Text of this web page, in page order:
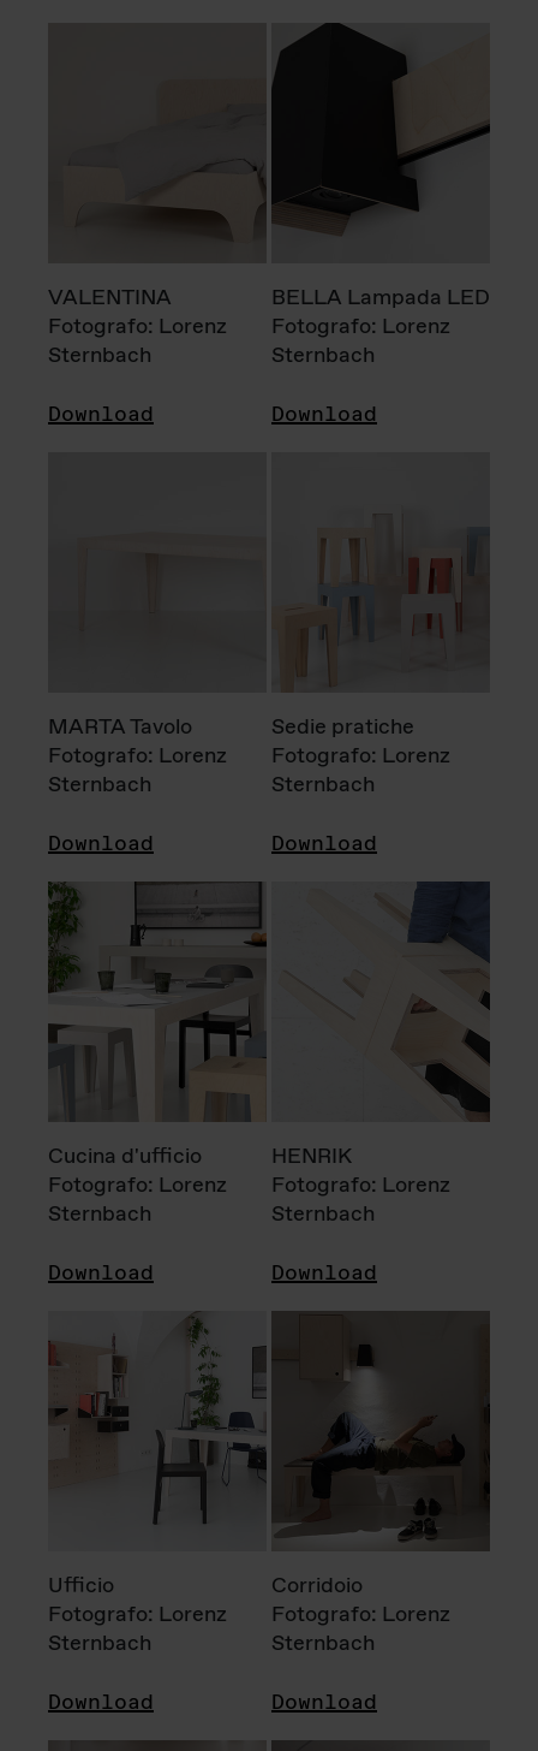
VALENTINA
Fotografo: Lorenz
Sternbach
Download
BELLA Lampada LED
Fotografo: Lorenz
Sternbach
Download
MARTA Tavolo
Fotografo: Lorenz
Sternbach
Download
Sedie pratiche
Fotografo: Lorenz
Sternbach
Download
Cucina d'ufficio
Fotografo: Lorenz
Sternbach
Download
HENRIK
Fotografo: Lorenz
Sternbach
Download
Ufficio
Fotografo: Lorenz
Sternbach
Download
Corridoio
Fotografo: Lorenz
Sternbach
Download